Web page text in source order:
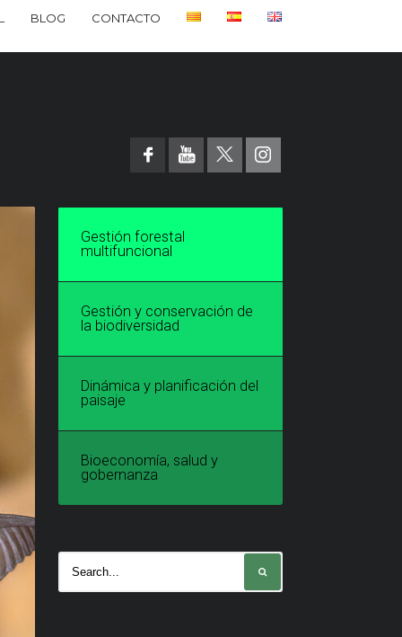
BLOG CONTACTO
Gestión forestal
multifuncional
Gestión y conservación de
la biodiversidad
Dinámica y planificación del
paisaje
Bioeconomía, salud y
gobernanza